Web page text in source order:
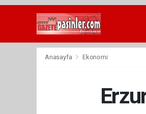
Deneme
Anasayfa Ekonomi